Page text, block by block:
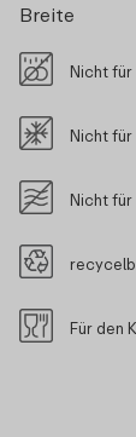
Breite
Nicht
Nicht
Nicht
Für den